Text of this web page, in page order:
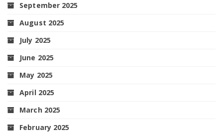
September 2025
August 2025
July 2025
June 2025
May 2025
April 2025
March 2025
February 2025